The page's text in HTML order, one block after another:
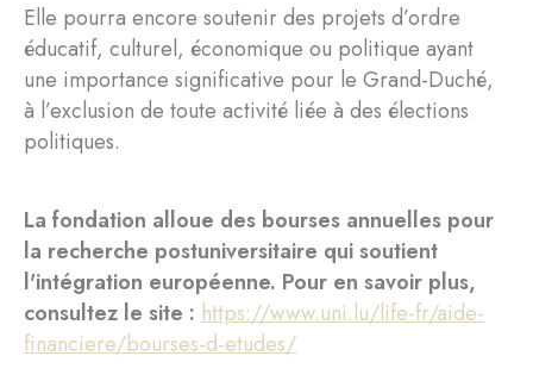
Elle pourra encore soutenir des projets d’ordre
éducatif, culturel, économique ou politique ayant
une importance significative pour le Grand-Duché,
à l’exclusion de toute activité liée à des élections
politiques.
La fondation alloue des bourses annuelles pour
la recherche postuniversitaire qui soutient
l'intégration européenne. Pour en savoir plus,
consultez le site : https://www.uni.lu/life-fr/aide-
financiere/bourses-d-etudes/